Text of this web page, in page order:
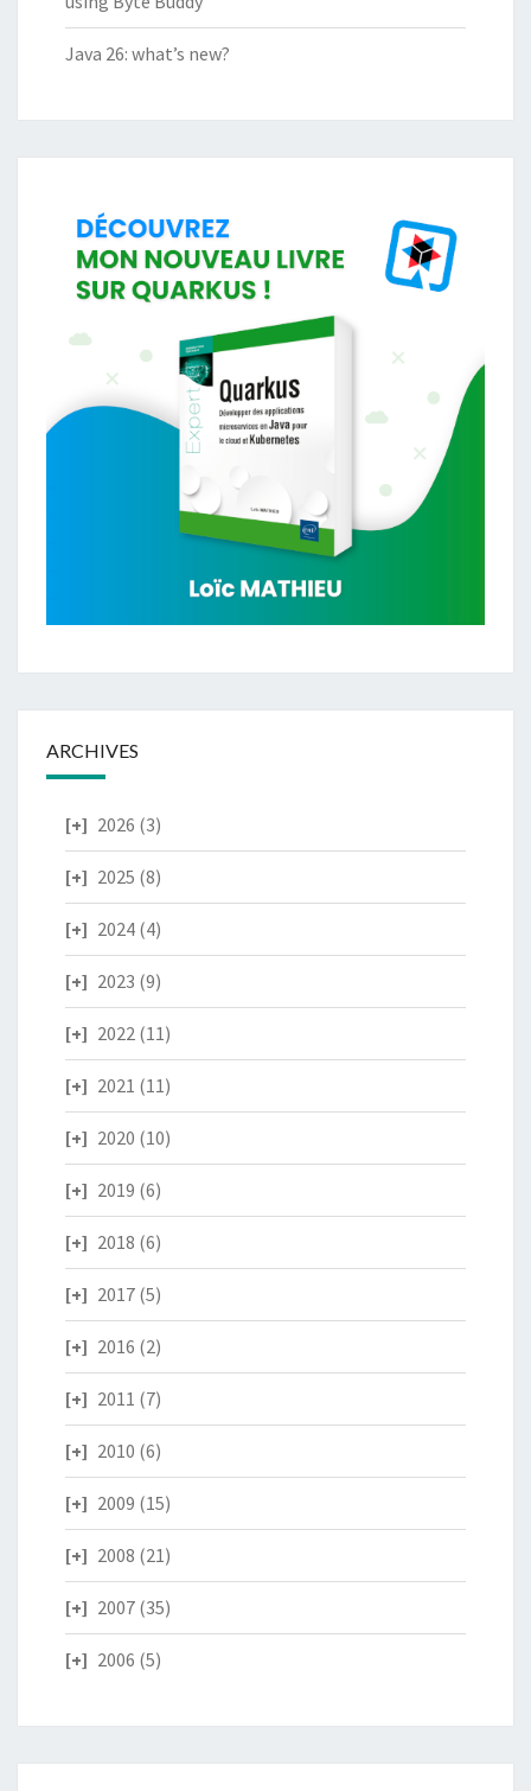
Java 26: what’s new?
ARCHIVES
2026 (3)
2025 (8)
2024 (4)
2023 (9)
2022 (11)
2021 (11)
2020 (10)
2019 (6)
2018 (6)
2017 (5)
2016 (2)
2011 (7)
2010 (6)
2009 (15)
2008 (21)
2007 (35)
2006 (5)